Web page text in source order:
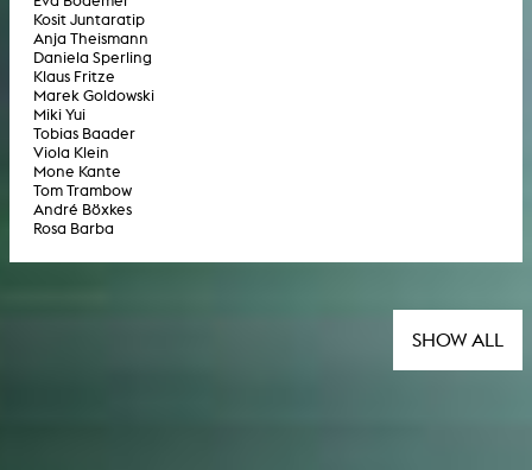
Kosit Juntaratip
Anja Theismann
Daniela Sperling
Klaus Fritze
Marek Goldowski
Miki Yui
Tobias Baader
Viola Klein
Mone Kante
Tom Trambow
André Böxkes
Rosa Barba
SHOW ALL